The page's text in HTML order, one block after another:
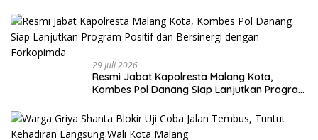
29 Juli 2026
Resmi Jabat Kapolresta Malang Kota,
Kombes Pol Danang Siap Lanjutkan Program